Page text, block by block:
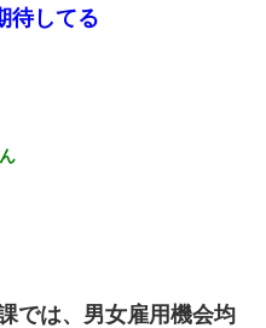
待してる
では、男女雇用機会均